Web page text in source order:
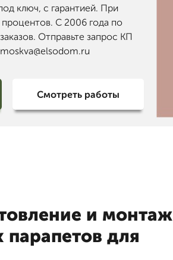
ключ, с гарантией. При
процентов. С 2006 года по
Отправьте запрос КП
Смотреть работы
и монтаж
для